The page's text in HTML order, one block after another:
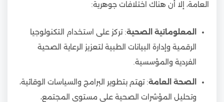
العامة، إلا أن هناك اختلافات جوهرية:
المعلوماتية الصحية: تركز على استخدام التكنولوجيا
الرقمية وإدارة البيانات الطبية لتعزيز الرعاية الصحية
الفردية والمؤسسية.
الصحة العامة: تهتم بتطوير البرامج والسياسات الوقائية،
وتحليل المؤشرات الصحية على مستوى المجتمع،